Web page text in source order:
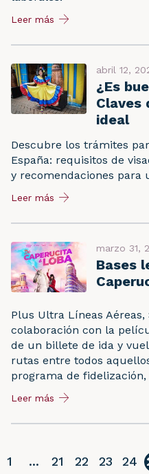
Leer más
abril 12,
¿Es
Claves
ideal
Descubre los trámites
España: requisitos de
y recomendaciones para
Leer más
marzo 31,
Bases
Plus Ultra Líneas
colaboración con la
de un billete de ida y
rutas entre todos
programa de
Leer más
1 ... 21 22 23 24